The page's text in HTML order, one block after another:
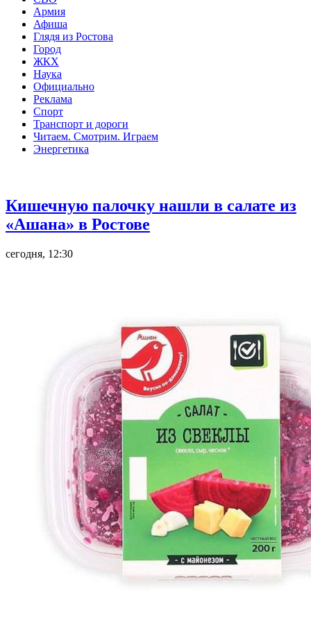
Армия
Афиша
Глядя из Ростова
Город
ЖКХ
Наука
Официально
Реклама
Спорт
Транспорт и дороги
Читаем. Смотрим. Играем
Энергетика
Кишечную палочку нашли в салате из
«Ашана» в Ростове
сегодня, 12:30